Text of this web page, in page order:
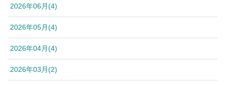
2026年06月(4)
2026年05月(4)
2026年04月(4)
2026年03月(2)